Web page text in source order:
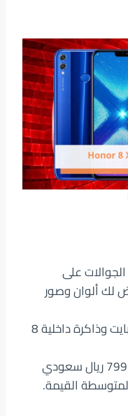
على
لك ألوان وصور
يمتلك سعة تخزينية 128 جيجابايت وذاكرة داخلية 8
تستطيع الحصول عليه مقابل 799 ريال سعودي
القيمة.